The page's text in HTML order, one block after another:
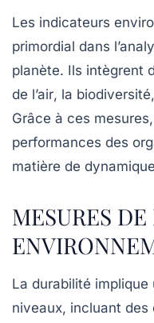
Les indicateurs
primordial dans
planète. Ils intègrent
de l’air, la biodiversité
Grâce à ces
performances des
matière de
MESURES
La durabilité implique
niveaux, incluant des